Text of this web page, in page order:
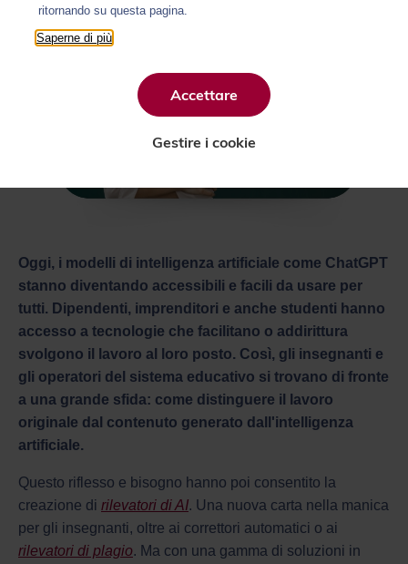
Oggi, i modelli di intelligenza artificiale come ChatGPT
stanno diventando accessibili e facili da usare per
tutti. Dipendenti, imprenditori e anche studenti hanno
accesso a tecnologie che facilitano o addirittura
svolgono il lavoro al loro posto. Così, gli insegnanti e
gli operatori del sistema educativo si trovano di fronte
a una grande sfida: come distinguere il lavoro
originale dal contenuto generato dall'intelligenza
artificiale.
Questo riflesso e bisogno hanno poi consentito la
creazione di rilevatori di AI. Una nuova carta nella manica
per gli insegnanti, oltre ai correttori automatici o ai
rilevatori di plagio. Ma con una gamma di soluzioni in
ritornando su questa pagina.
Saperne di più
Accettare
Gestire i cookie